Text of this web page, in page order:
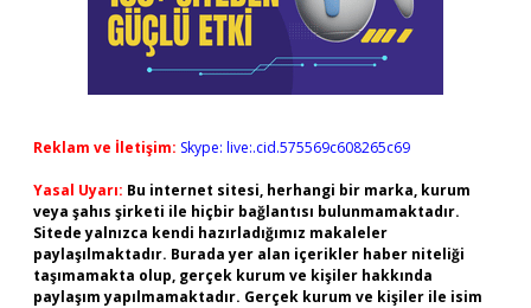
Reklam ve İletişim: Skype: live:.cid.575569c608265c69
Yasal Uyarı: Bu internet sitesi, herhangi bir marka, kurum
veya şahıs şirketi ile hiçbir bağlantısı bulunmamaktadır.
Sitede yalnızca kendi hazırladığımız makaleler
paylaşılmaktadır. Burada yer alan içerikler haber niteliği
taşımamakta olup, gerçek kurum ve kişiler hakkında
paylaşım yapılmamaktadır. Gerçek kurum ve kişiler ile isim